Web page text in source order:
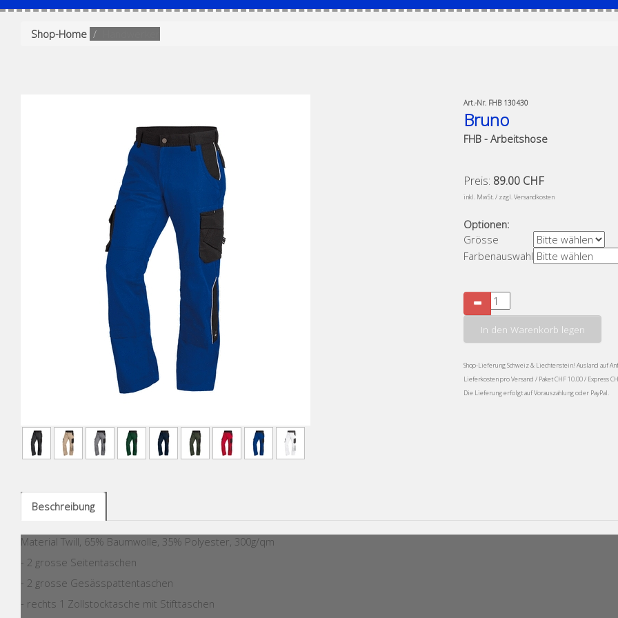
Shop-Home
Art.-Nr. FHB 130430
Bruno
FHB - Arbeitshose
Preis: 89.00 CHF
inkl. MwSt. / zzgl. Versandkosten
Optionen:
Grösse
Farbenauswahl
In den Warenkorb legen
Shop-Lieferung Schweiz & Liechtenstein! Ausland auf
Lieferkosten pro Versand / Paket CHF 10.00 / Express
Die Lieferung erfolgt auf Vorauszahlung oder PayPal.
Beschreibung
Material Twill, 65% Baumwolle, 35% Polyester, 300g/qm
- 2 grosse Seitentaschen
- 2 grosse Gesässpattentaschen
- rechts 1 Zollstocktasche mit Stifttaschen